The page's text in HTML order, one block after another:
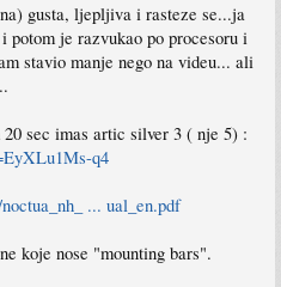
gusta, ljepljiva i rasteze se...ja
je razvukao po procesoru i
stavio manje nego na videu... ali
sec imas artic silver 3 ( nje 5) :
q4
... ual_en.pdf
koje nose "mounting bars".